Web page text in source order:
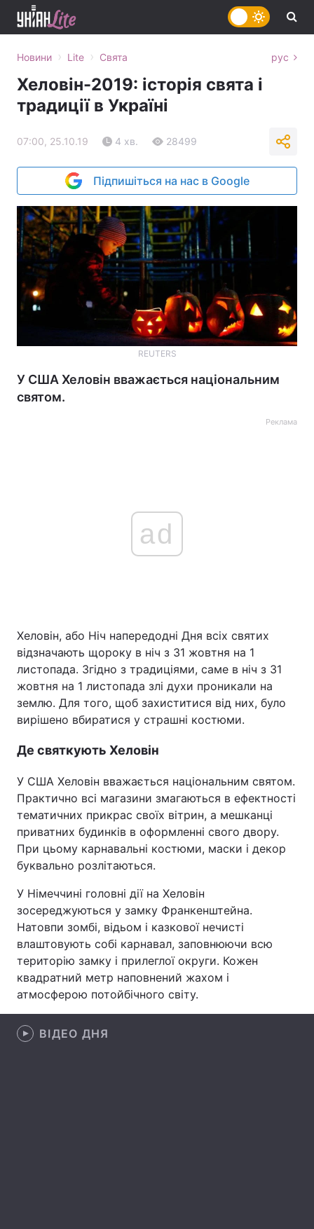
Головна Війна
Україна Політика
Економіка
Спорт Наука
Техно і зв'язок Лайт
Здоров'я
Екологія Регіони
Лонгріди
Інтерв'ю
Новини › Lite › Свята рус
Хеловін-2019: історія свята і
традиції в Україні
07:00, 25.10.19 4 хв. 28499
Підпишіться на нас в Google
REUTERS
У США Хеловін вважається національним
святом.
Реклама
ad
Хеловін, або Ніч напередодні Дня всіх святих
відзначають щороку в ніч з 31 жовтня на 1
листопада. Згідно з традиціями, саме в ніч з 31
жовтня на 1 листопада злі духи проникали на
землю. Для того, щоб захиститися від них, було
вирішено вбиратися у страшні костюми.
Де святкують Хеловін
У США Хеловін вважається національним святом.
Практично всі магазини змагаються в ефектності
тематичних прикрас своїх вітрин, а мешканці
приватних будинків в оформленні свого двору.
При цьому карнавальні костюми, маски і декор
буквально розлітаються.
У Німеччині головні дії на Хеловін
зосереджуються у замку Франкенштейна.
Натовпи зомбі, відьом і казкової нечисті
влаштовують собі карнавал, заповнюючи всю
територію замку і прилеглої округи. Кожен
квадратний метр наповнений жахом і
атмосферою потойбічного світу.
ВІДЕО ДНЯ